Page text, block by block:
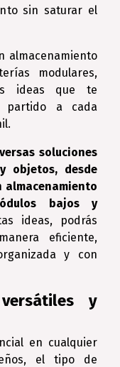
sin saturar el
almacenamiento
modulares,
ideas que te
partido a cada
soluciones
objetos, desde
almacenamiento
bajos y
ideas, podrás
eficiente,
y con
y
en cualquier
el tipo de